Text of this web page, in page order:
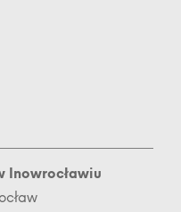
Inowrocławiu